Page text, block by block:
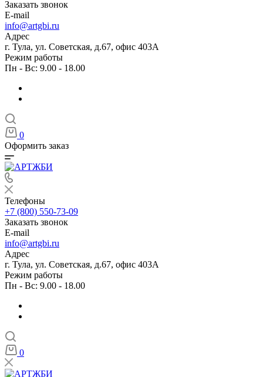
Заказать звонок
E-mail
info@artgbi.ru
Адрес
г. Тула, ул. Советская, д.67, офис 403А
Режим работы
Пн - Вс: 9.00 - 18.00
0
Оформить заказ
Телефоны
+7 (800) 550-73-09
Заказать звонок
E-mail
info@artgbi.ru
Адрес
г. Тула, ул. Советская, д.67, офис 403А
Режим работы
Пн - Вс: 9.00 - 18.00
0